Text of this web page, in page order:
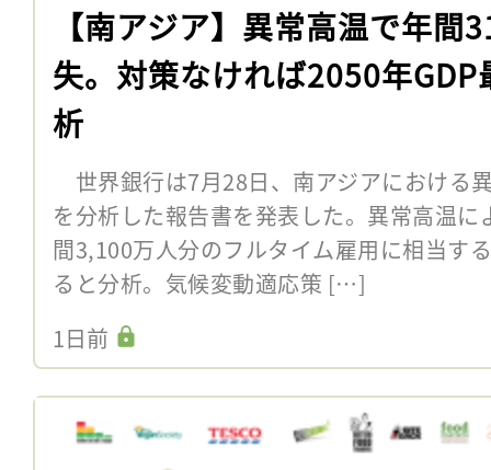
【南アジア】異常高温で年間
失。対策なければ2050年
析
世界銀行は7月28日、南アジアにおける
を分析した報告書を発表した。異常高温
間3,100万人分のフルタイム雇用に相当す
ると分析。気候変動適応策 […]
1日前